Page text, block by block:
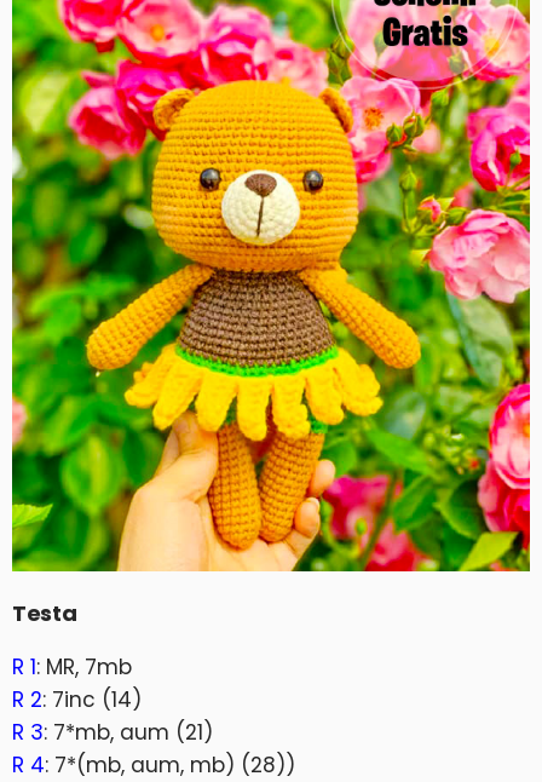
Testa
R 1: MR, 7mb
R 2: 7inc (14)
R 3: 7*mb, aum (21)
R 4: 7*(mb, aum, mb) (28))